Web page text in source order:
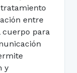
entre
cuerpo para
y